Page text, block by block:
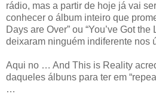
rádio, mas a partir de hoje já vai
conhecer o álbum inteiro que
Days are Over” ou “You’ve Got
deixaram ninguém indiferente nos
Aqui no … And This is Reality
daqueles álbuns para ter em
…